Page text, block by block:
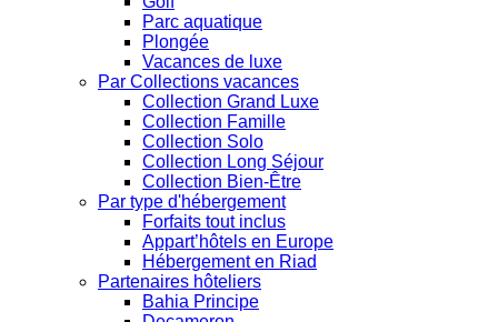
Parc aquatique
Plongée
Vacances de luxe
Par Collections vacances
Collection Grand Luxe
Collection Famille
Collection Solo
Collection Long Séjour
Collection Bien-Être
Par type d'hébergement
Forfaits tout inclus
Appart’hôtels en Europe
Hébergement en Riad
Partenaires hôteliers
Bahia Principe